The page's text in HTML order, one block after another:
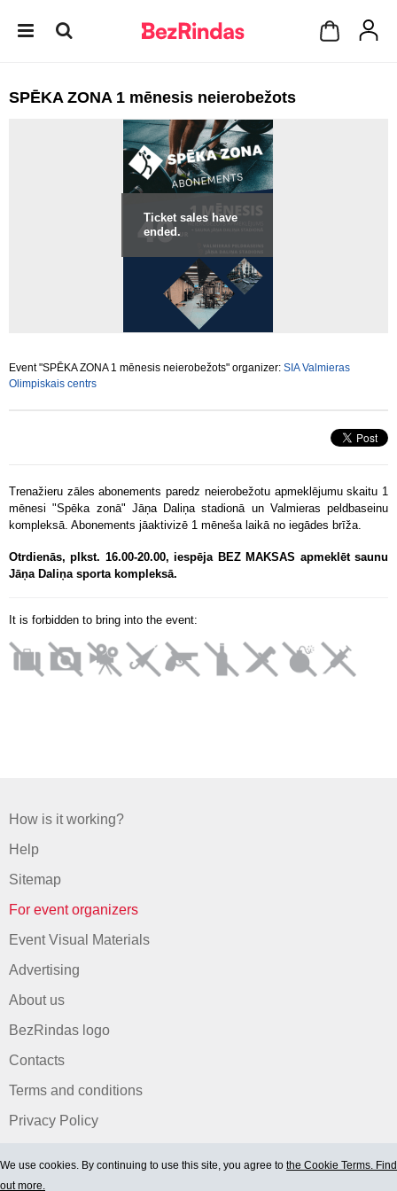
SPĒKA ZONA 1 mēnesis neierobežots
Ticket sales have
ended.
Event "SPĒKA ZONA 1 mēnesis neierobežots" organizer: SIA Valmieras
Olimpiskais centrs
Trenažieru zāles abonements paredz neierobežotu apmeklējumu skaitu 1
mēnesi "Spēka zonā" Jāņa Daliņa stadionā un Valmieras peldbaseinu
kompleksā. Abonements jāaktivizē 1 mēneša laikā no iegādes brīža.
Otrdienās, plkst. 16.00-20.00, iespēja BEZ MAKSAS apmeklēt saunu
Jāņa Daliņa sporta kompleksā.
It is forbidden to bring into the event:
How is it working?
Help
Sitemap
For event organizers
Event Visual Materials
Advertising
About us
BezRindas logo
Contacts
Terms and conditions
Privacy Policy
We use cookies. By continuing to use this site, you agree to the Cookie Terms. Find
out more.